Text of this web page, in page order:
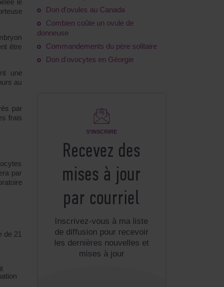
le
être
une
au
par
frais
par
de 21
Don d'ovules au Canada
Combien coûte un ovule de
donneuse
Commandements du père solitaire
Don d'ovocytes en Géorgie
S’INSCRIRE
Recevez des
mises à jour
par courriel
Inscrivez-vous à ma liste
de diffusion pour recevoir
les dernières nouvelles et
mises à jour